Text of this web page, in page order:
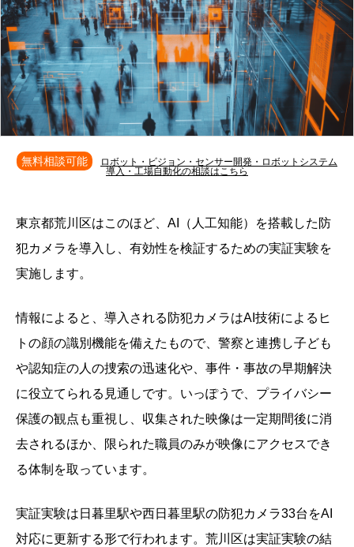
無料相談可能
ロボット・ビジョン・センサー開発・ロボットシステム
導入・工場自動化の相談はこちら
東京都荒川区はこのほど、AI（人工知能）を搭載した防
犯カメラを導入し、有効性を検証するための実証実験を
実施します。
情報によると、導入される防犯カメラはAI技術によるヒ
トの顔の識別機能を備えたもので、警察と連携し子ども
や認知症の人の捜索の迅速化や、事件・事故の早期解決
に役立てられる見通しです。いっぽうで、プライバシー
保護の観点も重視し、収集された映像は一定期間後に消
去されるほか、限られた職員のみが映像にアクセスでき
る体制を取っています。
実証実験は日暮里駅や西日暮里駅の防犯カメラ33台をAI
対応に更新する形で行われます。荒川区は実証実験の結